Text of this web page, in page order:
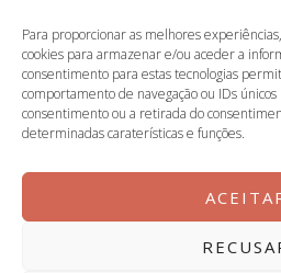
Para proporcionar as melhores
cookies para armazenar e/ou aceder a
consentimento para estas tecnologias
comportamento de navegação ou IDs
consentimento ou a retirada do
determinadas caraterísticas e funções.
📌
Casa